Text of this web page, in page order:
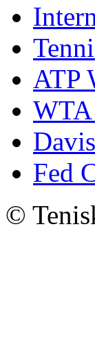
ATP
Fed
©